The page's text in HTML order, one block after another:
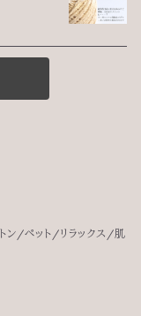
ン/ペット/リラックス/肌